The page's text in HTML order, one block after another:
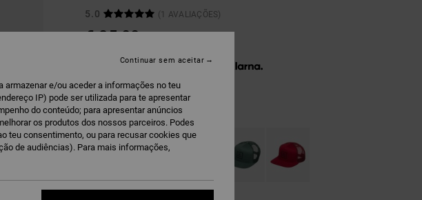
5.0 (1 AVALIAÇÕES)
€ 35,00
CORLead
e/ou aceder a informações no teu
IP) pode ser utilizada para te apresentar
do conteúdo; para apresentar anúncios
os produtos dos nossos parceiros. Podes
teu consentimento, ou para recusar cookies que
de audiências). Para mais informações,
Continuar sem aceitar